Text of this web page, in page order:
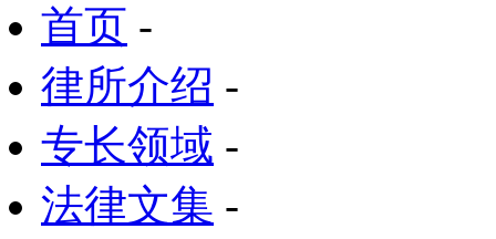
首页 -
律所介绍 -
专长领域 -
法律文集 -